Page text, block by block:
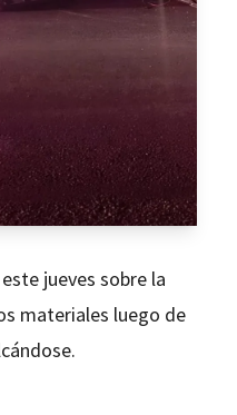
jueves sobre la
materiales luego de